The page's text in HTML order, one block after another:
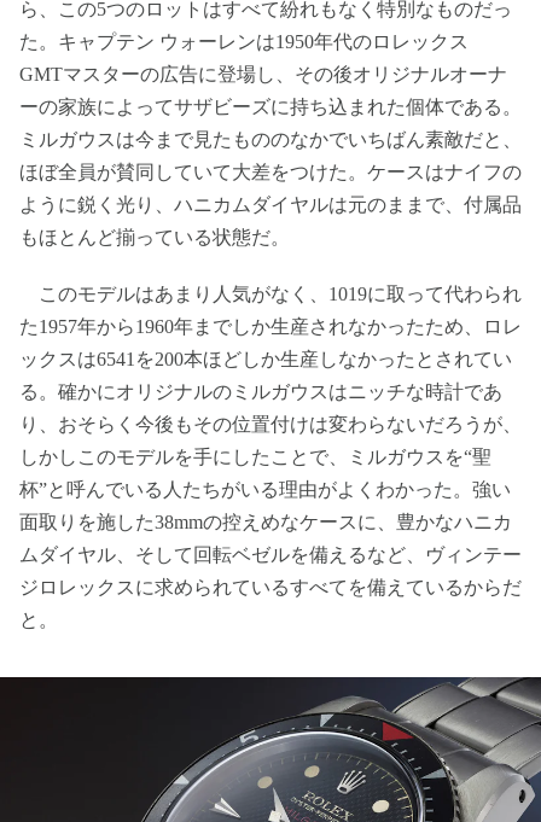
ら、この5つのロットはすべて紛れもなく特別なものだっ
た。キャプテン ウォーレンは1950年代のロレックス
GMTマスターの広告に登場し、その後オリジナルオーナ
ーの家族によってサザビーズに持ち込まれた個体である。
ミルガウスは今まで見たもののなかでいちばん素敵だと、
ほぼ全員が賛同していて大差をつけた。ケースはナイフの
ように鋭く光り、ハニカムダイヤルは元のままで、付属品
もほとんど揃っている状態だ。
このモデルはあまり人気がなく、1019に取って代わられ
た1957年から1960年までしか生産されなかったため、ロレ
ックスは6541を200本ほどしか生産しなかったとされてい
る。確かにオリジナルのミルガウスはニッチな時計であ
り、おそらく今後もその位置付けは変わらないだろうが、
しかしこのモデルを手にしたことで、ミルガウスを“聖
杯”と呼んでいる人たちがいる理由がよくわかった。強い
面取りを施した38mmの控えめなケースに、豊かなハニカ
ムダイヤル、そして回転ベゼルを備えるなど、ヴィンテー
ジロレックスに求められているすべてを備えているからだ
と。